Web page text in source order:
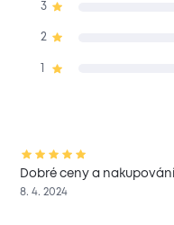
3
2
Dobré ceny a
8. 4. 2024